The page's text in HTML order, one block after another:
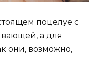
поцелуе с
а для
они, возможно,